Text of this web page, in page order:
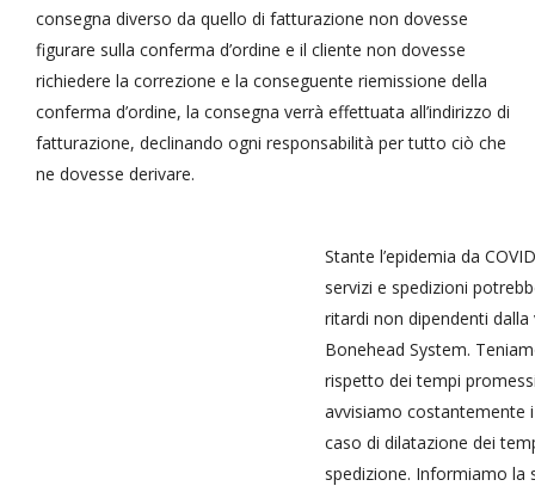
consegna diverso da quello di fatturazione non dovesse
figurare sulla conferma d’ordine e il cliente non dovesse
richiedere la correzione e la conseguente riemissione della
conferma d’ordine, la consegna verrà effettuata all’indirizzo di
fatturazione, declinando ogni responsabilità per tutto ciò che
ne dovesse derivare.
Stante l’epidemia da
servizi e spedizioni
ritardi non dipendenti
Bonehead System.
rispetto dei tempi
avvisiamo costantemente
caso di dilatazione dei
spedizione. Informiamo la